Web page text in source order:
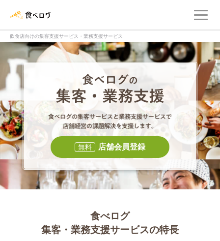
飲食店向けの集客支援サービス・業務支援サービス
食べログの集客
食べログの集
無料 店舗会員登録
食べログ
集客・業務支援サービスの特長